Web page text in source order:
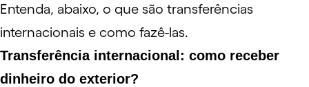
Entenda, abaixo, o que são transferências
internacionais e como fazê-las.
Transferência internacional: como receber
dinheiro do exterior?